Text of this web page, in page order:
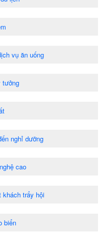
vụ ăn uống
tưởng
nghỉ dưỡng
cao
khách trẩy hội
biển